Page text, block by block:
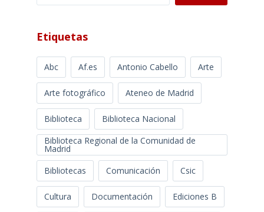
Etiquetas
Abc Af.es Antonio Cabello Arte
Arte fotográfico Ateneo de Madrid
Biblioteca
Biblioteca Nacional
Biblioteca Regional de la Comunidad de
Madrid
Bibliotecas
Comunicación Csic
Cultura Documentación Ediciones B